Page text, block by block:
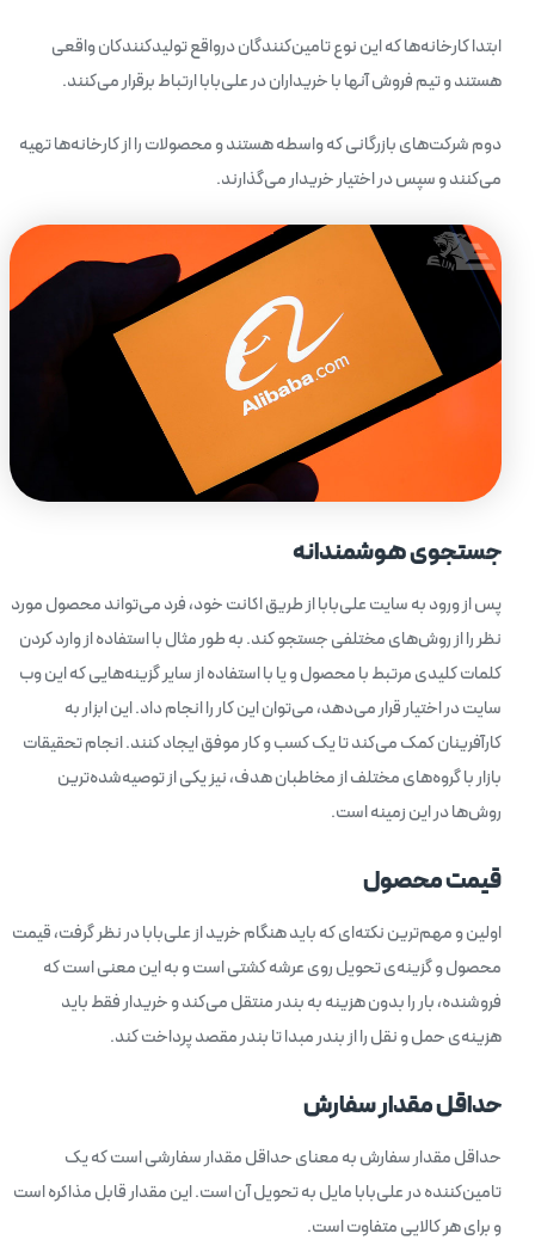
ابتدا کارخانه‌ها که این نوع تامین‌کنندگان درواقع تولیدکنندکان واقعی
هستند و تیم فروش آنها با خریداران در علی‌بابا ارتباط برقرار می‌کنند.
دوم شرکت‌های بازرگانی که واسطه‌ هستند و محصولات را از کارخانه‌ها تهیه
می‌کنند و سپس در اختیار خریدار می‌گذارند.
جستجوی هوشمندانه
پس از ورود به سایت علی‌بابا از طریق اکانت خود، فرد می‌تواند محصول مورد
نظر را از روش‌های مختلفی جستجو کند. به طور مثال با استفاده از وارد کردن
کلمات کلیدی مرتبط با محصول و یا با استفاده از سایر گزینه‌هایی که این وب
سایت در اختیار قرار می‌دهد، می‌توان این کار را انجام داد. این ابزار به
کارآفرینان کمک می‌کند تا یک کسب و کار موفق ایجاد کنند. انجام تحقیقات
بازار با گروه‌های مختلف از مخاطبان هدف، نیز یکی از توصیه‌شده‌ترین
روش‌ها در این زمینه است.
قیمت محصول
اولین و مهم‌ترین نکته‌ای که باید هنگام خرید از علی‌بابا در نظر گرفت، قیمت
محصول و گزینه‌ی تحویل روی عرشه کشتی است و به این معنی است که
فروشنده، بار را بدون هزینه به بندر منتقل می‌کند و خریدار فقط باید
هزینه‌ی حمل و نقل را از بندر مبدا تا بندر مقصد پرداخت کند.
حداقل مقدار سفارش
حداقل مقدار سفارش به معنای حداقل مقدار سفارشی است که یک
تامین‌کننده در علی‌بابا مایل به تحویل آن است. این مقدار قابل مذاکره است
و برای هر کالایی متفاوت است.